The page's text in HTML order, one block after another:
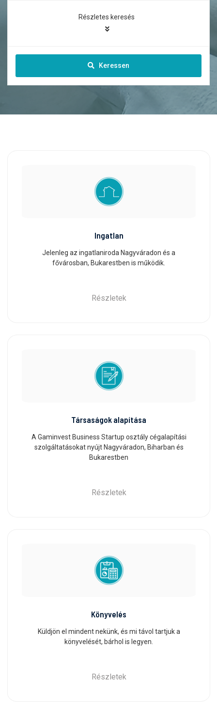
Részletes keresés
Keressen
Ingatlan
Jelenleg az ingatlaniroda Nagyváradon és a
fővárosban, Bukarestben is működik.
Részletek
Társaságok alapítása
A Gaminvest Business Startup osztály cégalapítási
szolgáltatásokat nyújt Nagyváradon, Biharban és
Bukarestben
Részletek
Könyvelés
Küldjön el mindent nekünk, és mi távol tartjuk a
könyvelését, bárhol is legyen.
Részletek